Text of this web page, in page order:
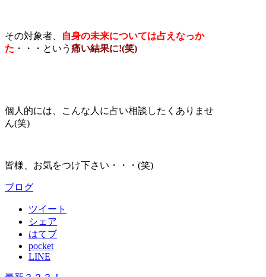
その対象者、
自身の未来については占えなっか
た ・・・という 痛い結果に!(笑)
個人的には、こんな人に占い相談したくありませ
ん(笑)
皆様、お気をつけ下さい・・・(笑)
ブログ
ツイート
シェア
はてブ
pocket
LINE